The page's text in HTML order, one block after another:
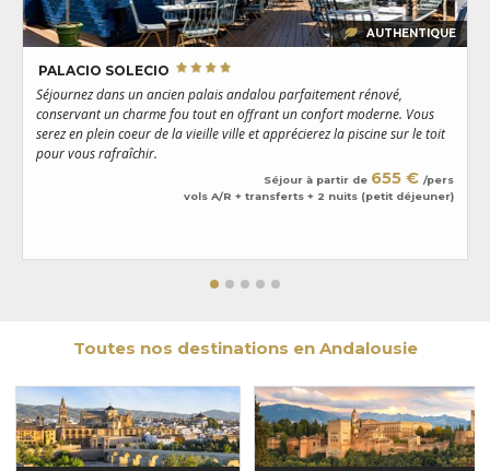
AUTHENTIQUE
PALACIO SOLECIO
Séjournez dans un ancien palais andalou parfaitement rénové,
conservant un charme fou tout en offrant un confort moderne. Vous
serez en plein coeur de la vieille ville et apprécierez la piscine sur le toit
pour vous rafraîchir.
Séjour à partir de 655 € /pers
vols A/R + transferts + 2 nuits (petit déjeuner)
Toutes nos destinations en Andalousie